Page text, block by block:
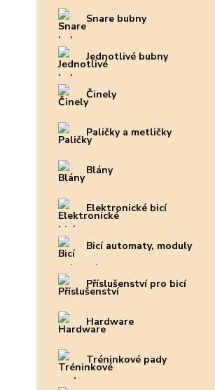
Snare bubny
Jednotlivé bubny
Činely
Paličky a metličky
Blány
Elektronické bicí
Bicí automaty, moduly
Příslušenství pro bicí
Hardware
Tréninkové pady